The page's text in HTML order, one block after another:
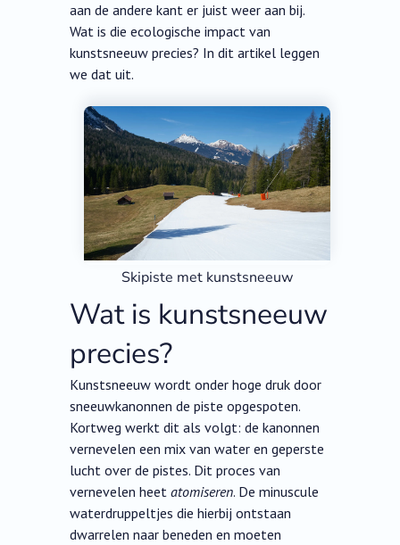
aan de andere kant er juist weer aan bij.
Wat is die ecologische impact van
kunstsneeuw precies? In dit artikel leggen
we dat uit.
Skipiste met kunstsneeuw
Wat is kunstsneeuw
precies?
Kunstsneeuw wordt onder hoge druk door
sneeuwkanonnen de piste opgespoten.
Kortweg werkt dit als volgt: de kanonnen
vernevelen een mix van water en geperste
lucht over de pistes. Dit proces van
vernevelen heetatomiseren. De minuscule
waterdruppeltjes die hierbij ontstaan
dwarrelen naar beneden en moeten